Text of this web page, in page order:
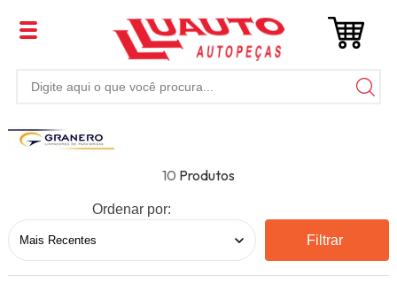
10
Ordenar por:
Filtrar